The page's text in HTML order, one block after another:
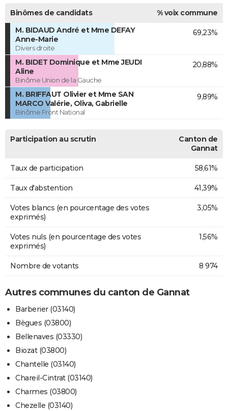
Binômes de candidats
% voix commune
M. BIDAUD André et Mme DEFAY
Anne-Marie
Divers droite
69,23%
M. BIDET Dominique et Mme JEUDI
Aline
Binôme Union de la Gauche
20,88%
M. BRIFFAUT Olivier et Mme SAN
MARCO Valérie, Oliva, Gabrielle
Binôme Front National
9,89%
Participation au scrutin
Canton de
Gannat
Taux de participation 58,61%
Taux d'abstention 41,39%
Votes blancs (en pourcentage des votes
exprimés)
3,05%
Votes nuls (en pourcentage des votes
exprimés)
1,56%
Nombre de votants 8 974
Autres communes du canton de Gannat
Barberier (03140)
Bègues (03800)
Bellenaves (03330)
Biozat (03800)
Chantelle (03140)
Chareil-Cintrat (03140)
Charmes (03800)
Chezelle (03140)